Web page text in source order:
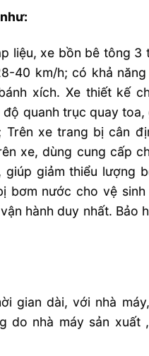
liệu, xe bồn bê tông 3
40 km/h; có khả
xích. Xe thiết kế
quanh trục quay
xe trang bị cân
xe, dùng cung cấp
giảm thiểu lượng
bơm nước cho vệ
hành duy nhất. Bảo
gian dài, với nhà
do nhà máy sản